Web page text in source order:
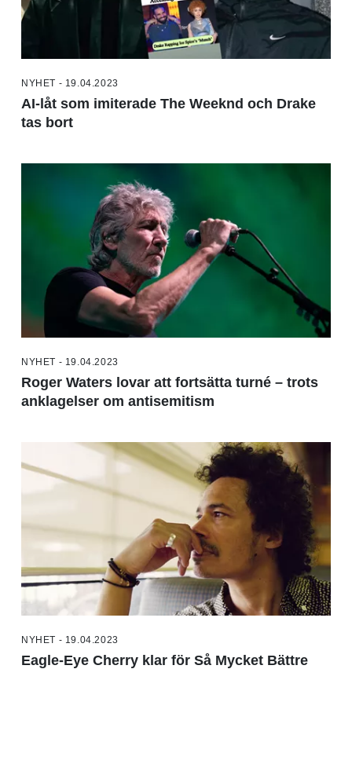
NYHET - 19.04.2023
AI-låt som imiterade The Weeknd och Drake
tas bort
NYHET - 19.04.2023
Roger Waters lovar att fortsätta turné – trots
anklagelser om antisemitism
NYHET - 19.04.2023
Eagle-Eye Cherry klar för Så Mycket Bättre